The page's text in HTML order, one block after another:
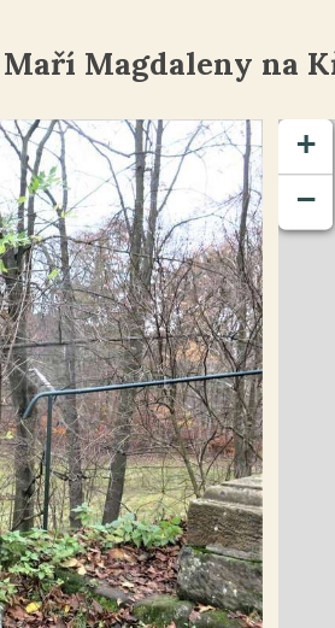
Maří Magdaleny na
+
−